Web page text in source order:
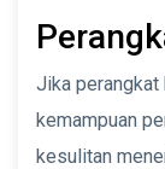
Jika
kemampuan
kesulitan